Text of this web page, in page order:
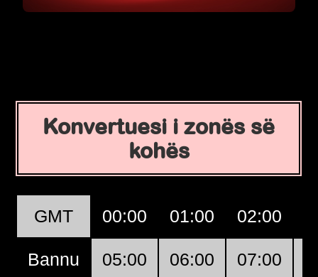
Konvertuesi i zonës së
kohës
GMT 00:00 01:00 02:00
Bannu 05:00 06:00 07:00